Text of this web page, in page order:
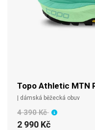
Topo Athletic MTN
| dámská běžecká obuv
4 390 Kč
2 990 Kč